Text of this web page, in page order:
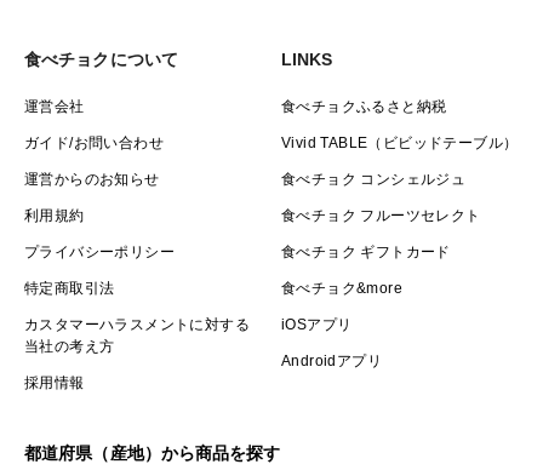
食べチョクについて
運営会社
ガイド/お問い合わせ
運営からのお知らせ
利用規約
プライバシーポリシー
特定商取引法
カスタマーハラスメントに対する
当社の考え方
採用情報
LINKS
食べチョクふるさと納税
Vivid TABLE（ビビッドテーブル）
食べチョク コンシェルジュ
食べチョク フルーツセレクト
食べチョク ギフトカード
食べチョク&more
iOSアプリ
Androidアプリ
都道府県（産地）から商品を探す